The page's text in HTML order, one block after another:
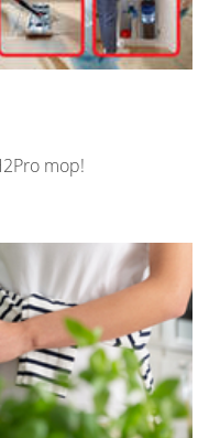
mop!